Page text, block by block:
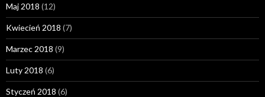
Maj 2018 (12)
Kwiecień 2018 (7)
Marzec 2018 (9)
Luty 2018 (6)
Styczeń 2018 (6)